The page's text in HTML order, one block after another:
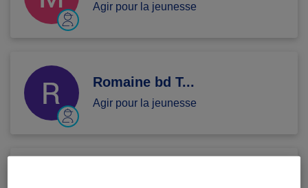
Agir pour la jeunesse
Romaine bd T...
Agir pour la jeunesse